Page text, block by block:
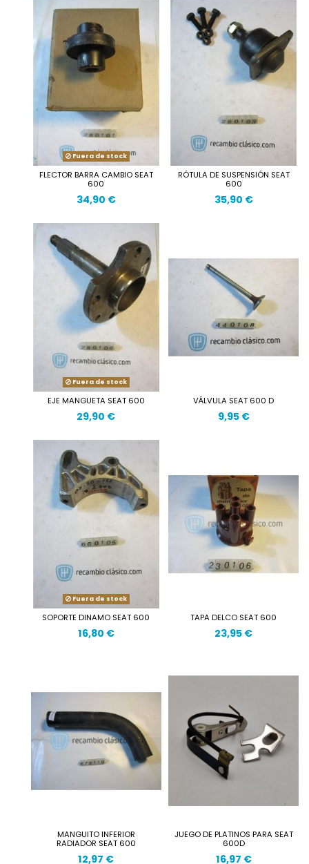
Fuera de stock
FLECTOR BARRA CAMBIO SEAT
600
34,90 €
RÓTULA DE SUSPENSIÓN SEAT
600
35,90 €
Fuera de stock
EJE MANGUETA SEAT 600
29,90 €
VÁLVULA SEAT 600 D
9,95 €
Fuera de stock
SOPORTE DINAMO SEAT 600
16,80 €
TAPA DELCO SEAT 600
23,95 €
MANGUITO INFERIOR
RADIADOR SEAT 600
12,97 €
JUEGO DE PLATINOS PARA SEAT
600D
16,97 €